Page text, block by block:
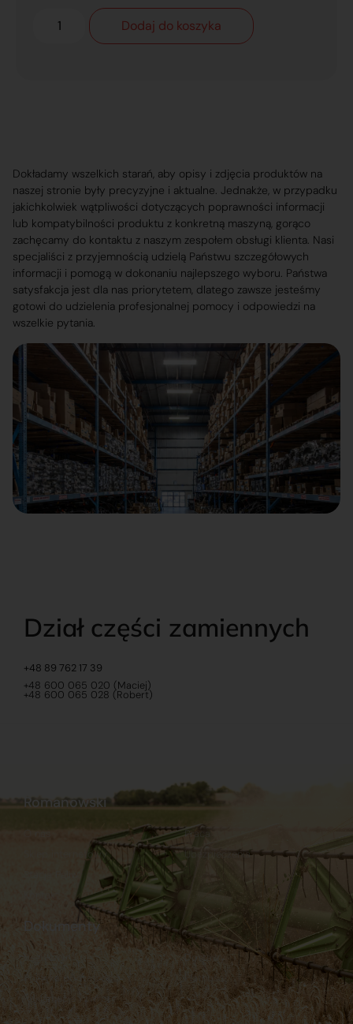
Dodaj do koszyka
Dokładamy wszelkich starań, aby opisy i zdjęcia produktów na
naszej stronie były precyzyjne i aktualne. Jednakże, w przypadku
jakichkolwiek wątpliwości dotyczących poprawności informacji
lub kompatybilności produktu z konkretną maszyną, gorąco
zachęcamy do kontaktu z naszym zespołem obsługi klienta. Nasi
specjaliści z przyjemnością udzielą Państwu szczegółowych
informacji i pomogą w dokonaniu najlepszego wyboru. Państwa
satysfakcja jest dla nas priorytetem, dlatego zawsze jesteśmy
gotowi do udzielenia profesjonalnej pomocy i odpowiedzi na
wszelkie pytania.
Dział części zamiennych
+48 89 762 17 39
+48 600 065 020 (Maciej)
+48 600 065 028 (Robert)
Dokumenty
Regulamin
Polityka prywatności
Reklamacje i zwroty
Dostawy
Płatności
Romanowski
Sklep internetowy
Praca
Ubezpieczenia